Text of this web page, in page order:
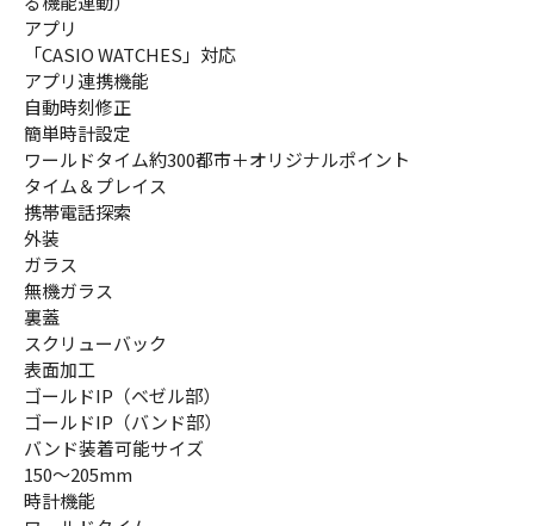
アプリ
「CASIO WATCHES」対応
アプリ連携機能
自動時刻修正
簡単時計設定
ワールドタイム約300都市＋オリジナルポイント
タイム＆プレイス
携帯電話探索
外装
ガラス
無機ガラス
裏蓋
スクリューバック
表面加工
ゴールドIP（ベゼル部）
ゴールドIP（バンド部）
バンド装着可能サイズ
150～205mm
時計機能